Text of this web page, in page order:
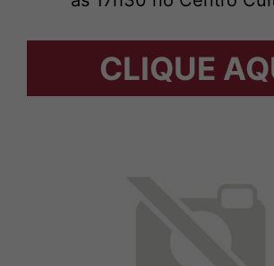
CLIQUE